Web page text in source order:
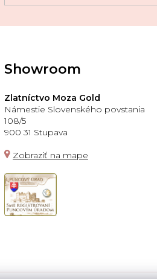
Showroom
Zlatníctvo Moza Gold
Námestie Slovenského povstania
108/5
900 31 Stupava
Zobraziť na mape